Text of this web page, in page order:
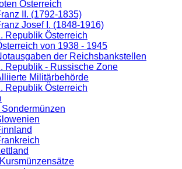
Österreich
II. (1792-1835)
Josef I. (1848-1916)
Republik Österreich
von 1938 - 1945
der Reichsbankstellen
Republik - Russische Zone
Militärbehörde
Republik Österreich
Sondermünzen